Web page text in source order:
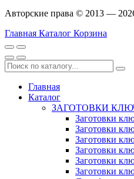
Авторские права © 2013 —
Главная Каталог Корзина
Главная
Каталог
ЗАГОТОВКИ
Заготовки
Заготовки
Заготовки
Заготовки
Заготовки
Заготовки